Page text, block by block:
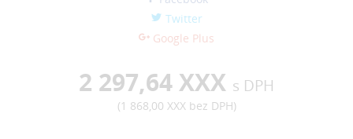
Twitter
Google Plus
2 297,64 XXX s DPH
(1 868,00 XXXbez DPH)